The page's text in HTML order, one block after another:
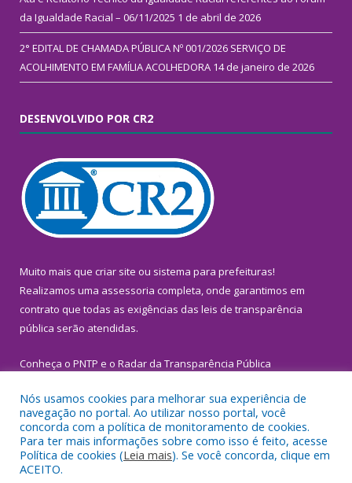
da Igualdade Racial – 06/11/2025 1 de abril de 2026
2° EDITAL DE CHAMADA PÚBLICA Nº 001/2026 SERVIÇO DE
ACOLHIMENTO EM FAMÍLIA ACOLHEDORA 14 de janeiro de 2026
DESENVOLVIDO POR CR2
Muito mais que criar site ou sistema para prefeituras!
Realizamos uma assessoria completa, onde garantimos em
contrato que todas as exigências das leis de transparência
pública serão atendidas.
Conheça o PNTP e o Radar da Transparência Pública
Todos os direitos reservados a Prefeitura Municipal de
Inhangapi.
Nós usamos cookies para melhorar sua experiência de
navegação no portal. Ao utilizar nosso portal, você
concorda com a política de monitoramento de cookies.
Para ter mais informações sobre como isso é feito, acesse
Política de cookies (Leia mais). Se você concorda, clique em
ACEITO.